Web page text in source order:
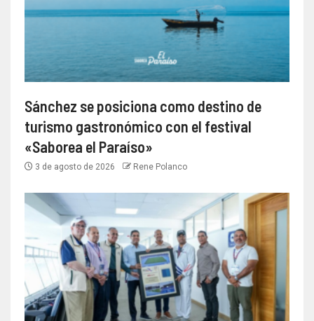
Sánchez se posiciona como destino de
turismo gastronómico con el festival
«Saborea el Paraíso»
3 de agosto de 2026 Rene Polanco